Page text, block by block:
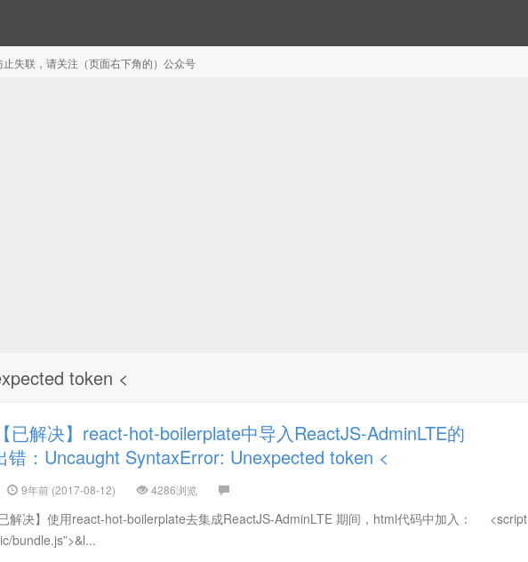
失联，请关注（页面右下角的）公众号
token <
【已解决】react-hot-boilerplate中导入ReactJS-AdminLTE的
错：Uncaught SyntaxError: Unexpected token <
9年前 (2017-08-12) 4286浏览
解决】使用react-hot-boilerplate去集成ReactJS-AdminLTE 期间，html代码中加入： <script
bundle.js”>&l...